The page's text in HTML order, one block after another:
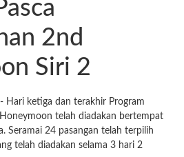
2nd
Siri 2
Hari ketiga dan terakhir Program
telah diadakan bertempat
Seramai 24 pasangan telah terpilih
telah diadakan selama 3 hari 2